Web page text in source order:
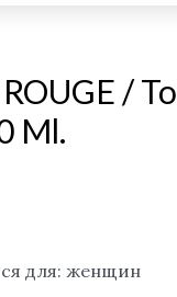
ROUGE /
Ml.
для: женщин